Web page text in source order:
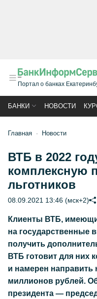
Портал о банках
БАНКИ НОВОСТИ
Главная Новости
ВТБ в 2022
комплексную
льготников
08.09.2021 13:46 (мск+2)
Клиенты ВТБ,
на государственные
получить
ВТБ готовит для них
и намерен направить
миллионов рублей.
президента —